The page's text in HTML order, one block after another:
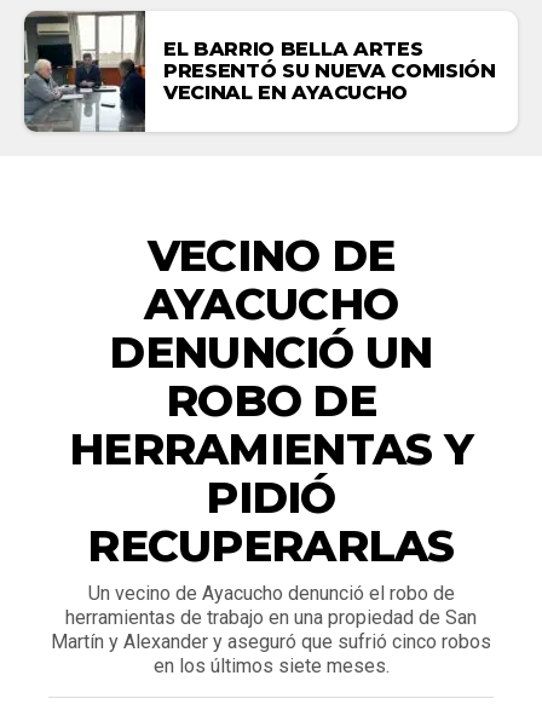
EL BARRIO BELLA ARTES
PRESENTÓ SU NUEVA COMISIÓN
VECINAL EN AYACUCHO
VECINO DE
AYACUCHO
DENUNCIÓ UN
ROBO DE
HERRAMIENTAS Y
PIDIÓ
RECUPERARLAS
Un vecino de Ayacucho denunció el robo de
herramientas de trabajo en una propiedad de San
Martín y Alexander y aseguró que sufrió cinco robos
en los últimos siete meses.